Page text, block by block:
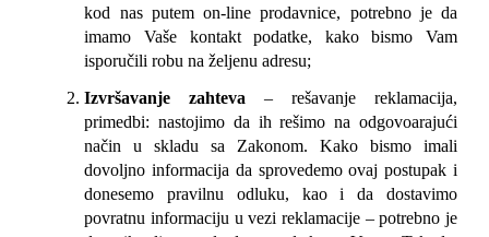
kod nas putem on-line prodavnice, potrebno je da
imamo Vaše kontakt podatke, kako bismo Vam
isporučili robu na željenu adresu;
Izvršavanje zahteva – rešavanje reklamacija,
primedbi: nastojimo da ih rešimo na odgovoarajući
način u skladu sa Zakonom. Kako bismo imali
dovoljno informacija da sprovedemo ovaj postupak i
donesemo pravilnu odluku, kao i da dostavimo
povratnu informaciju u vezi reklamacije – potrebno je